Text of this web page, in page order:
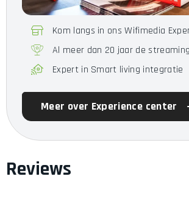
Klankkast Gesloten
Bediening n.v.t.
Kom langs in ons Wifimedia
Al meer dan 20 jaar de
Expert in Smart living integratie
Meer over Experience center
Reviews